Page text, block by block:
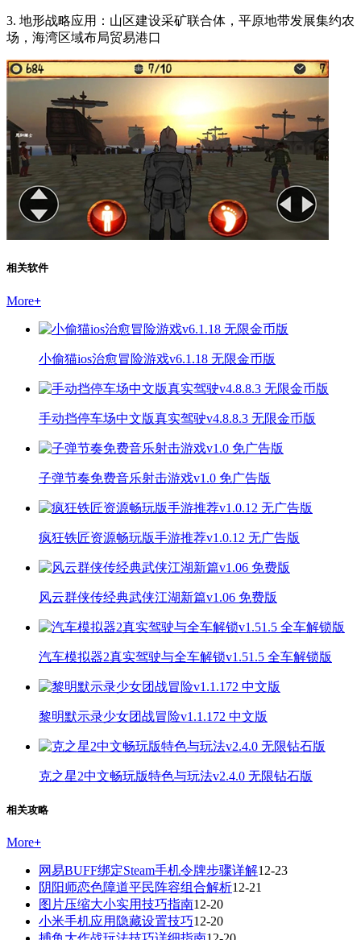
3. 地形战略应用：山区建设采矿联合体，平原地带发展集约农
场，海湾区域布局贸易港口
相关软件
More+
小偷猫ios治愈冒险游戏v6.1.18 无限金币版
手动挡停车场中文版真实驾驶v4.8.8.3 无限金币版
子弹节奏免费音乐射击游戏v1.0 免广告版
疯狂铁匠资源畅玩版手游推荐v1.0.12 无广告版
风云群侠传经典武侠江湖新篇v1.06 免费版
汽车模拟器2真实驾驶与全车解锁v1.51.5 全车解锁版
黎明默示录少女团战冒险v1.1.172 中文版
克之星2中文畅玩版特色与玩法v2.4.0 无限钻石版
相关攻略
More+
网易BUFF绑定Steam手机令牌步骤详解12-23
阴阳师恋色障道平民阵容组合解析12-21
图片压缩大小实用技巧指南12-20
小米手机应用隐藏设置技巧12-20